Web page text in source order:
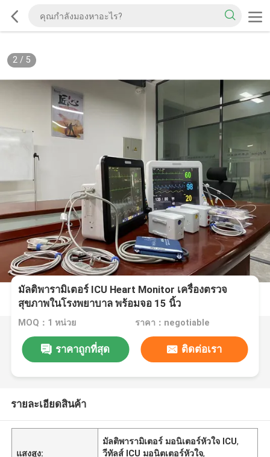
2/ 5
มัลติพารามิเตอร์ ICU Heart Monitor เครื่องตรวจ
สุขภาพในโรงพยาบาล พร้อมจอ 15 นิ้ว
MOQ：1 หน่วย ราคา：negotiable
ราคาถูกที่สุด ติดต่อเรา
รายละเอียดสินค้า
แสงสูง:
มัลติพารามิเตอร์ มอนิเตอร์หัวใจ ICU,
วีทัลส์ ICU มอนิตเตอร์หัวใจ,